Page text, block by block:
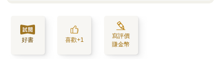
好書 喜歡+1
寫評價
賺金幣